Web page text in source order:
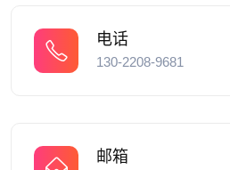
电话
130-2208-9681
邮箱